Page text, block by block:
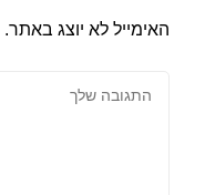
האימייל לא יוצג באתר.